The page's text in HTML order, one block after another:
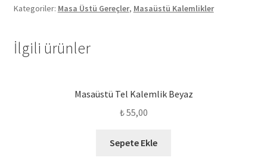
Kalemlik
Kategoriler: Masa Üstü Gereçler, Masaüstü Kalemlikler
İlgili ürünler
Masaüstü Tel Kalemlik Beyaz
₺55,00
Sepete Ekle